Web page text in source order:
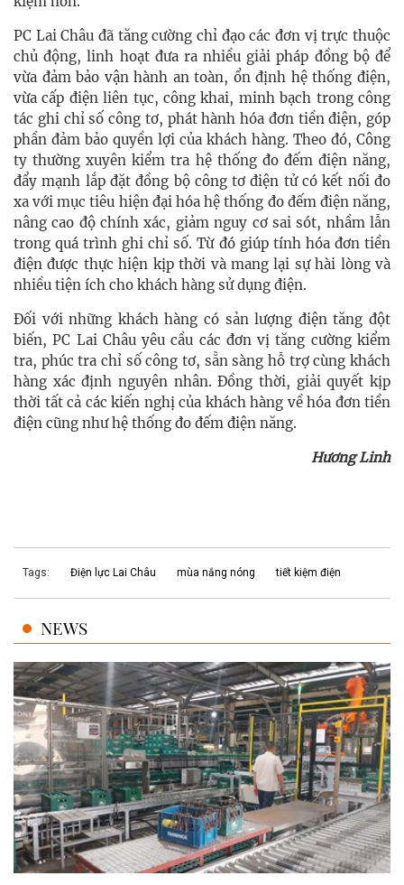
PC Lai Châu đã tăng cường chỉ đạo các đơn vị trực thuộc
chủ động, linh hoạt đưa ra nhiều giải pháp đồng bộ để
vừa đảm bảo vận hành an toàn, ổn định hệ thống điện,
vừa cấp điện liên tục, công khai, minh bạch trong công
tác ghi chỉ số công tơ, phát hành hóa đơn tiền điện, góp
phần đảm bảo quyền lợi của khách hàng. Theo đó, Công
ty thường xuyên kiểm tra hệ thống đo đếm điện năng,
đẩy mạnh lắp đặt đồng bộ công tơ điện tử có kết nối đo
xa với mục tiêu hiện đại hóa hệ thống đo đếm điện năng,
nâng cao độ chính xác, giảm nguy cơ sai sót, nhầm lẫn
trong quá trình ghi chỉ số. Từ đó giúp tính hóa đơn tiền
điện được thực hiện kịp thời và mang lại sự hài lòng và
nhiều tiện ích cho khách hàng sử dụng điện.
Đối với những khách hàng có sản lượng điện tăng đột
biến, PC Lai Châu yêu cầu các đơn vị tăng cường kiểm
tra, phúc tra chỉ số công tơ, sẵn sàng hỗ trợ cùng khách
hàng xác định nguyên nhân. Đồng thời, giải quyết kịp
thời tất cả các kiến nghị của khách hàng về hóa đơn tiền
điện cũng như hệ thống đo đếm điện năng.
Hương Linh
Tags: Điện lực Lai Châu mùa nắng nóng tiết kiệm điện
NEWS